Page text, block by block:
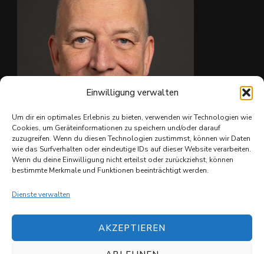
Einwilligung verwalten
Um dir ein optimales Erlebnis zu bieten, verwenden wir Technologien wie
Cookies, um Geräteinformationen zu speichern und/oder darauf
zuzugreifen. Wenn du diesen Technologien zustimmst, können wir Daten
wie das Surfverhalten oder eindeutige IDs auf dieser Website verarbeiten.
Wenn du deine Einwilligung nicht erteilst oder zurückziehst, können
bestimmte Merkmale und Funktionen beeinträchtigt werden.
Dienste verwalten
AKZEPTIEREN
Auf Facebook anzeigen · Teilen
Ing. Christian Reiter